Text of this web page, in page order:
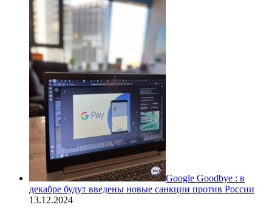
Google Goodbye : в
декабре будут введены новые санкции против России
13.12.2024